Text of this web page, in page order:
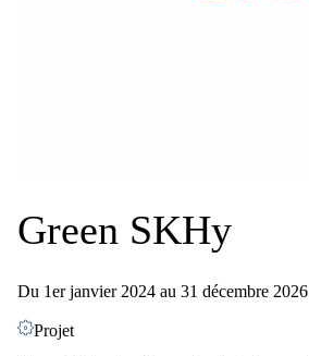
Green SKHy
Du 1er janvier 2024 au 31 décembre 2026
Projet